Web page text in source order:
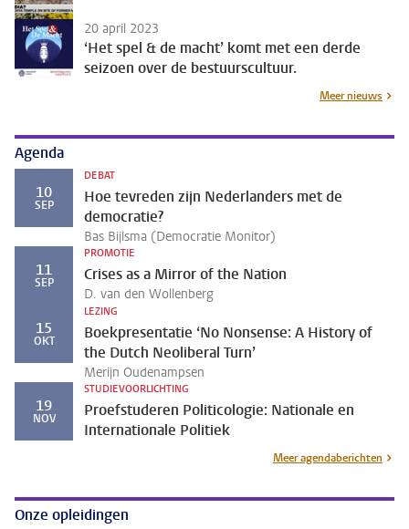
20 april 2023
‘Het spel & de macht’ komt met een derde
seizoen over de bestuurscultuur.
Meer nieuws
Agenda
10
SEP
DEBAT
Hoe tevreden zijn Nederlanders met de
democratie?
Bas Bijlsma (Democratie Monitor)
11
SEP
PROMOTIE
Crises as a Mirror of the Nation
D. van den Wollenberg
15
OKT
LEZING
Boekpresentatie ‘No Nonsense: A History of
the Dutch Neoliberal Turn’
Merijn Oudenampsen
19
NOV
STUDIEVOORLICHTING
Proefstuderen Politicologie: Nationale en
Internationale Politiek
Meer agendaberichten
Onze opleidingen